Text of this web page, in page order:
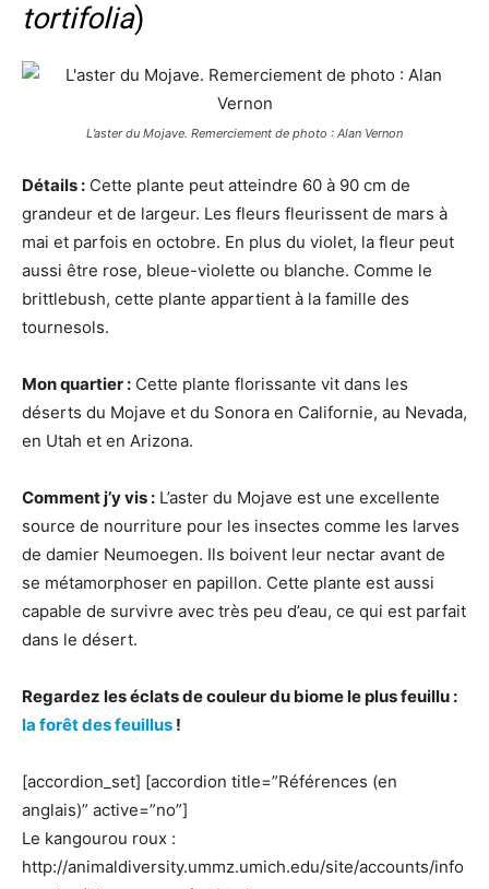
tortifolia)
L’aster du Mojave. Remerciement de photo : Alan Vernon
Détails : Cette plante peut atteindre 60 à 90 cm de
grandeur et de largeur. Les fleurs fleurissent de mars à
mai et parfois en octobre. En plus du violet, la fleur peut
aussi être rose, bleue-violette ou blanche. Comme le
brittlebush, cette plante appartient à la famille des
tournesols.
Mon quartier : Cette plante florissante vit dans les
déserts du Mojave et du Sonora en Californie, au Nevada,
en Utah et en Arizona.
Comment j’y vis : L’aster du Mojave est une excellente
source de nourriture pour les insectes comme les larves
de damier Neumoegen. Ils boivent leur nectar avant de
se métamorphoser en papillon. Cette plante est aussi
capable de survivre avec très peu d’eau, ce qui est parfait
dans le désert.
Regardez les éclats de couleur du biome le plus feuillu :
la forêt des feuillus !
[accordion_set] [accordion title=”Références (en
anglais)” active=”no”]
Le kangourou roux :
http://animaldiversity.ummz.umich.edu/site/accounts/info